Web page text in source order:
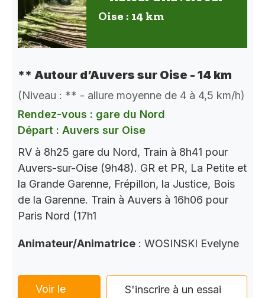
Oise : 14 km
** Autour d’Auvers sur Oise - 14 km
(Niveau : ** - allure moyenne de 4 à 4,5 km/h)
Rendez-vous : gare du Nord
Départ : Auvers sur Oise
RV à 8h25 gare du Nord, Train à 8h41 pour
Auvers-sur-Oise (9h48). GR et PR, La Petite et
la Grande Garenne, Frépillon, la Justice, Bois
de la Garenne. Train à Auvers à 16h06 pour
Paris Nord (17h1
Animateur/Animatrice : WOSINSKI Evelyne
Voir le
S'inscrire à un essai